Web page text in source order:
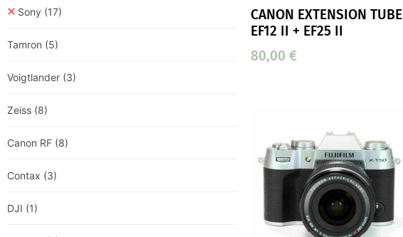
Sony (17)
Tamron (5)
Voigtlander (3)
Zeiss (8)
Canon RF (8)
Contax (3)
DJI (1)
CANON EXTENSION TUBE
EF12 II + EF25 II
80,00 €